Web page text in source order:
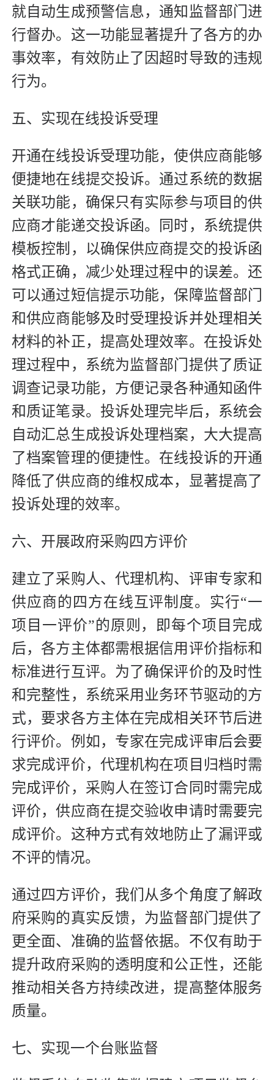
就自动生成预警信息，通知监督部门进
行督办。这一功能显著提升了各方的办
事效率，有效防止了因超时导致的违规
行为。
五、实现在线投诉受理
开通在线投诉受理功能，使供应商能够
便捷地在线提交投诉。通过系统的数据
关联功能，确保只有实际参与项目的供
应商才能递交投诉函。同时，系统提供
模板控制，以确保供应商提交的投诉函
格式正确，减少处理过程中的误差。还
可以通过短信提示功能，保障监督部门
和供应商能够及时受理投诉并处理相关
材料的补正，提高处理效率。在投诉处
理过程中，系统为监督部门提供了质证
调查记录功能，方便记录各种通知函件
和质证笔录。投诉处理完毕后，系统会
自动汇总生成投诉处理档案，大大提高
了档案管理的便捷性。在线投诉的开通
降低了供应商的维权成本，显著提高了
投诉处理的效率。
六、开展政府采购四方评价
建立了采购人、代理机构、评审专家和
供应商的四方在线互评制度。实行“一
项目一评价”的原则，即每个项目完成
后，各方主体都需根据信用评价指标和
标准进行互评。为了确保评价的及时性
和完整性，系统采用业务环节驱动的方
式，要求各方主体在完成相关环节后进
行评价。例如，专家在完成评审后会要
求完成评价，代理机构在项目归档时需
完成评价，采购人在签订合同时需完成
评价，供应商在提交验收申请时需要完
成评价。这种方式有效地防止了漏评或
不评的情况。
通过四方评价，我们从多个角度了解政
府采购的真实反馈，为监督部门提供了
更全面、准确的监督依据。不仅有助于
提升政府采购的透明度和公正性，还能
推动相关各方持续改进，提高整体服务
质量。
七、实现一个台账监督